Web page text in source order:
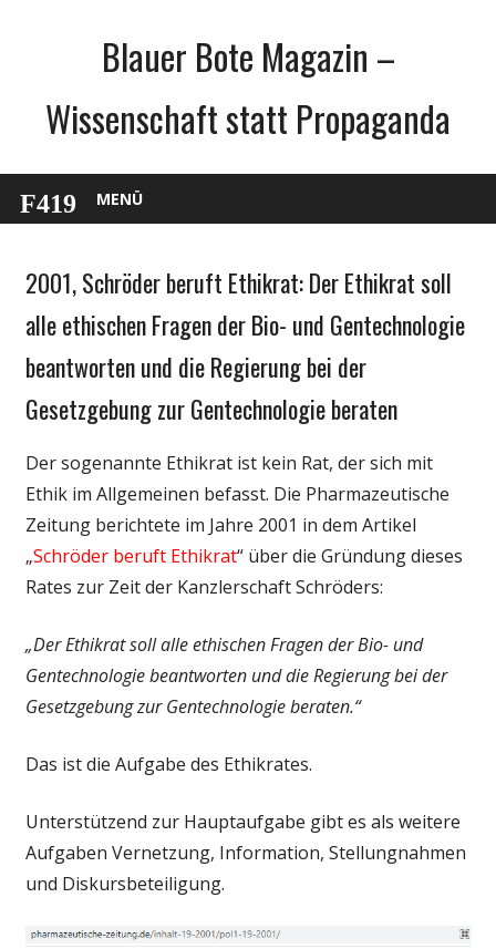
Blauer Bote Magazin –
Wissenschaft statt Propaganda
MENÜ
Gesellschaft
Wirtschaft
Wissenschaft
2001, Schröder beruft Ethikrat: Der Ethikrat soll
alle ethischen Fragen der Bio- und Gentechnologie
beantworten und die Regierung bei der
Gesetzgebung zur Gentechnologie beraten
Der sogenannte Ethikrat ist kein Rat, der sich mit
Ethik im Allgemeinen befasst. Die Pharmazeutische
Zeitung berichtete im Jahre 2001 in dem Artikel
„Schröder beruft Ethikrat“ über die Gründung dieses
Rates zur Zeit der Kanzlerschaft Schröders:
„Der Ethikrat soll alle ethischen Fragen der Bio- und
Gentechnologie beantworten und die Regierung bei der
Gesetzgebung zur Gentechnologie beraten.“
Das ist die Aufgabe des Ethikrates.
Unterstützend zur Hauptaufgabe gibt es als weitere
Aufgaben Vernetzung, Information, Stellungnahmen
und Diskursbeteiligung.